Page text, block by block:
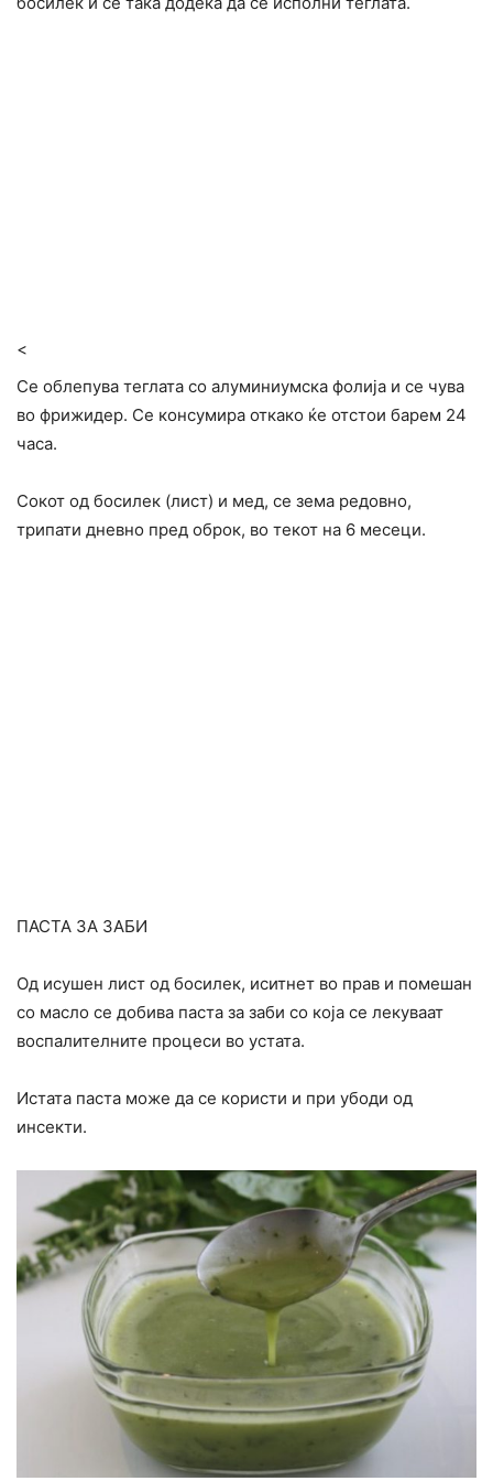
<
Се облепува теглата со алуминиумска фолија и се чува
во фрижидер. Се консумира откако ќе отстои барем 24
часа.
Сокот од босилек (лист) и мед, се зема редовно,
трипати дневно пред оброк, во текот на 6 месеци.
ПАСТА ЗА ЗАБИ
Од исушен лист од босилек, иситнет во прав и помешан
со масло се добива паста за заби со која се лекуваат
воспалителните процеси во устата.
Истата паста може да се користи и при убоди од
инсекти.